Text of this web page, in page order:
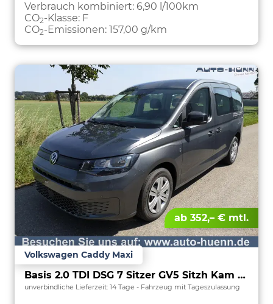
Verbrauch kombiniert: 6,90 l/100km
CO2-Klasse: F
CO2-Emissionen: 157,00 g/km
ab 352,– € mtl.
Volkswagen Caddy Maxi
Basis 2.0 TDI DSG 7 Sitzer GV5 Sitzh Kam PDC
unverbindliche Lieferzeit: 14 Tage Fahrzeug mit Tageszulassung